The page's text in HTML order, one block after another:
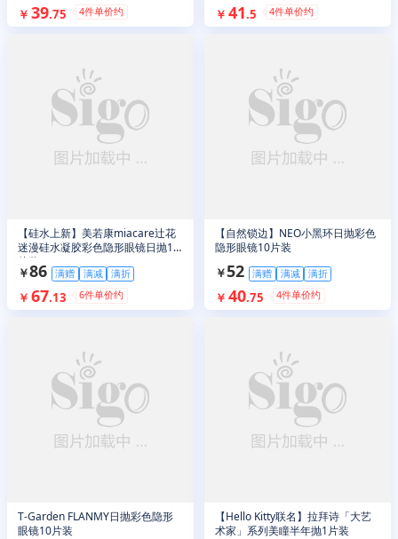
￥ 39.75 4件单价约 ￥ 41.5 4件单价约
【硅水上新】美若康miacare辻花
迷漫硅水凝胶彩色隐形眼镜日抛10
片装
￥86 满赠 满减 满折
￥ 67.13 6件单价约
【自然锁边】NEO小黑环日抛彩色
隐形眼镜10片装
￥52 满赠 满减 满折
￥ 40.75 4件单价约
T-Garden FLANMY日抛彩色隐形
眼镜10片装
【Hello Kitty联名】拉拜诗「大艺
术家」系列美瞳半年抛1片装